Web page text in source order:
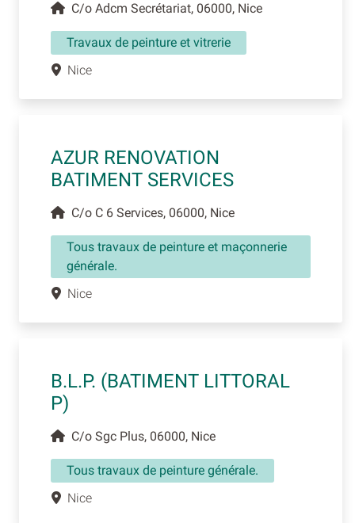
C/o Adcm Secrétariat, 06000, Nice
Travaux de peinture et vitrerie
Nice
AZUR RENOVATION
BATIMENT SERVICES
C/o C 6 Services, 06000, Nice
Tous travaux de peinture et maçonnerie
générale.
Nice
B.L.P. (BATIMENT LITTORAL
P)
C/o Sgc Plus, 06000, Nice
Tous travaux de peinture générale.
Nice